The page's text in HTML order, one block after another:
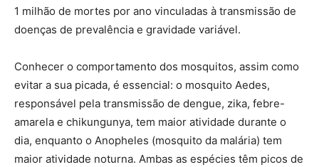
1 milhão de mortes por ano vinculadas à transmissão de
doenças de prevalência e gravidade variável.
Conhecer o comportamento dos mosquitos, assim como
evitar a sua picada, é essencial: o mosquito Aedes,
responsável pela transmissão de dengue, zika, febre-
amarela e chikungunya, tem maior atividade durante o
dia, enquanto o Anopheles (mosquito da malária) tem
maior atividade noturna. Ambas as espécies têm picos de